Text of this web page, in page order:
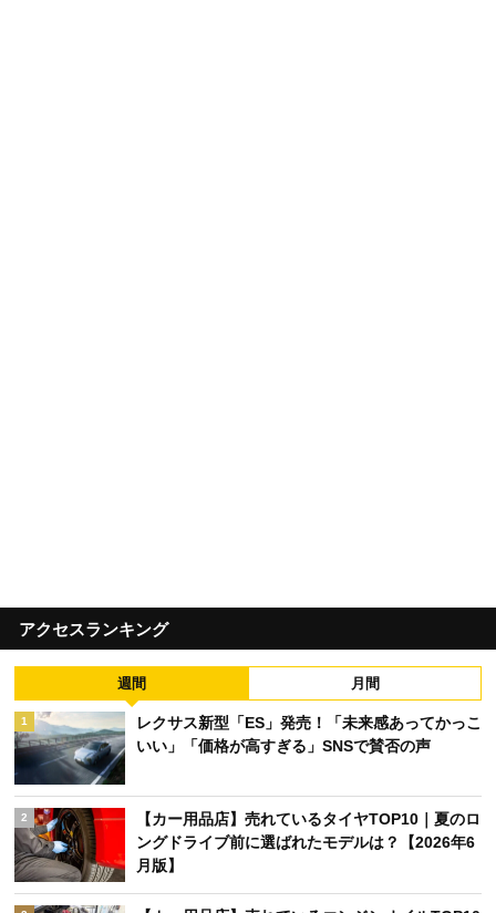
アクセスランキング
週間 月間
1
レクサス新型「ES」発売！「未来感あってかっこ
いい」「価格が高すぎる」SNSで賛否の声
2
【カー用品店】売れているタイヤTOP10｜夏のロ
ングドライブ前に選ばれたモデルは？【2026年6
月版】